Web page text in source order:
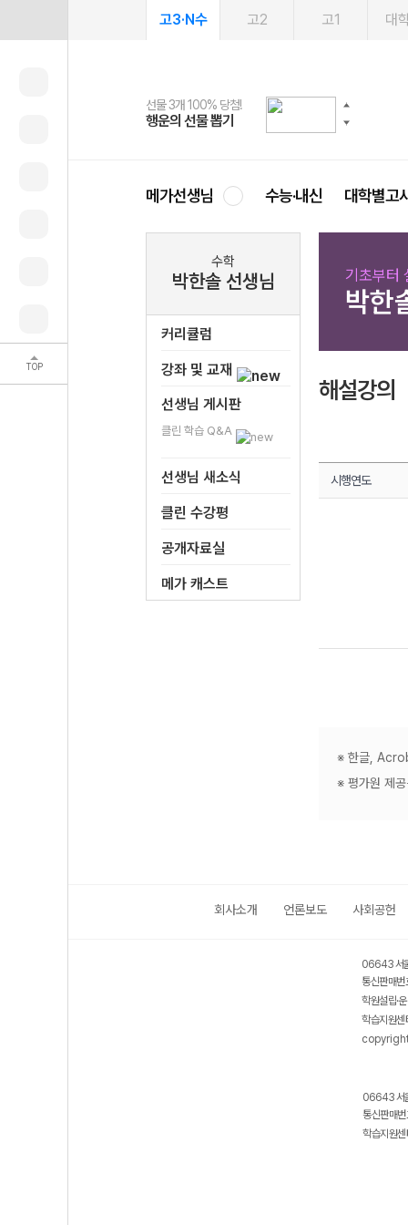
TOP
고3·N수 고2 고1 대
선물 3개 100% 당첨!
행운의 선물 뽑기
선물 100% 증정!
메가스터디 X 올리브
여름방학 스터디 캐시백
메가런 썸머스쿨
2027 러셀 단과
강사 공개선발
스마트러닝앱
설문 EVENT
메가패스
3일 무료 체험권
메가패스 수강생 무료혜택!
메가클럽 멤버십
사회공헌 캠페인
희망이룸 메가나눔
메가선생님 수능·내신 대학별고
수학
박한솔 선생님
커리큘럼
강좌 및 교재
선생님 게시판
클린 학습 Q&A
선생님 새소식
클린 수강평
공개자료실
메가 캐스트
기초부터
박한
해설강의
시행연도
※ 한글,
※ 평가원 제
회사소개 언론보도 사회공헌
06643 서
통신판매
학원설립·
학습지원
06643 서
통신판매
학습지원